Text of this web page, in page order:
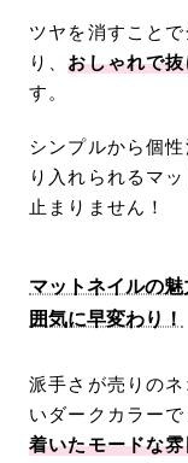
ツヤを消すこと
り、おしゃれで
す。
シンプルから個
り入れられるマ
止まりません！
マットネイルの
囲気に早変わり！
派手さが売りの
いダークカラーで
着いたモードな